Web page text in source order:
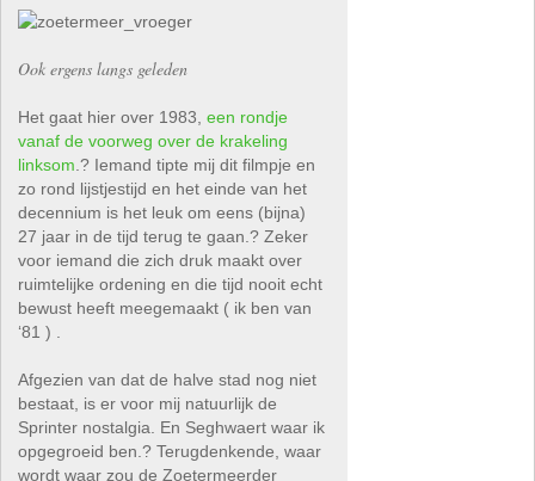
Ook ergens langs geleden
Het gaat hier over 1983,een rondje
vanaf de voorweg over de krakeling
linksom .? Iemand tipte mij dit filmpje en
zo rond lijstjestijd en het einde van het
decennium is het leuk om eens (bijna)
27 jaar in de tijd terug te gaan.? Zeker
voor iemand die zich druk maakt over
ruimtelijke ordening en die tijd nooit echt
bewust heeft meegemaakt ( ik ben van
‘81 ) .
Afgezien van dat de halve stad nog niet
bestaat, is er voor mij natuurlijk de
Sprinter nostalgia. En Seghwaert waar ik
opgegroeid ben.? Terugdenkende, waar
wordt waar zou de Zoetermeerder